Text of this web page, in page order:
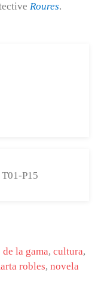
Roures.
la gama, cultura,
robles, novela